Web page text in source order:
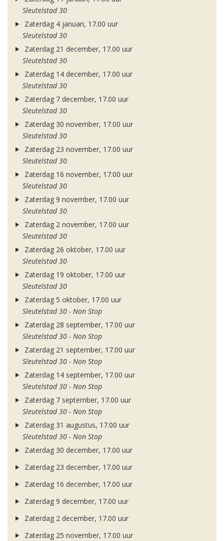
Sleutelstad 30
Zaterdag 4 januari, 17.00 uur
Sleutelstad 30
Zaterdag 21 december, 17.00 uur
Sleutelstad 30
Zaterdag 14 december, 17.00 uur
Sleutelstad 30
Zaterdag 7 december, 17.00 uur
Sleutelstad 30
Zaterdag 30 november, 17.00 uur
Sleutelstad 30
Zaterdag 23 november, 17.00 uur
Sleutelstad 30
Zaterdag 16 november, 17.00 uur
Sleutelstad 30
Zaterdag 9 november, 17.00 uur
Sleutelstad 30
Zaterdag 2 november, 17.00 uur
Sleutelstad 30
Zaterdag 26 oktober, 17.00 uur
Sleutelstad 30
Zaterdag 19 oktober, 17.00 uur
Sleutelstad 30
Zaterdag 5 oktober, 17.00 uur
Sleutelstad 30 - Non Stop
Zaterdag 28 september, 17.00 uur
Sleutelstad 30 - Non Stop
Zaterdag 21 september, 17.00 uur
Sleutelstad 30 - Non Stop
Zaterdag 14 september, 17.00 uur
Sleutelstad 30 - Non Stop
Zaterdag 7 september, 17.00 uur
Sleutelstad 30 - Non Stop
Zaterdag 31 augustus, 17.00 uur
Sleutelstad 30 - Non Stop
Zaterdag 30 december, 17.00 uur
Zaterdag 23 december, 17.00 uur
Zaterdag 16 december, 17.00 uur
Zaterdag 9 december, 17.00 uur
Zaterdag 2 december, 17.00 uur
Zaterdag 25 november, 17.00 uur